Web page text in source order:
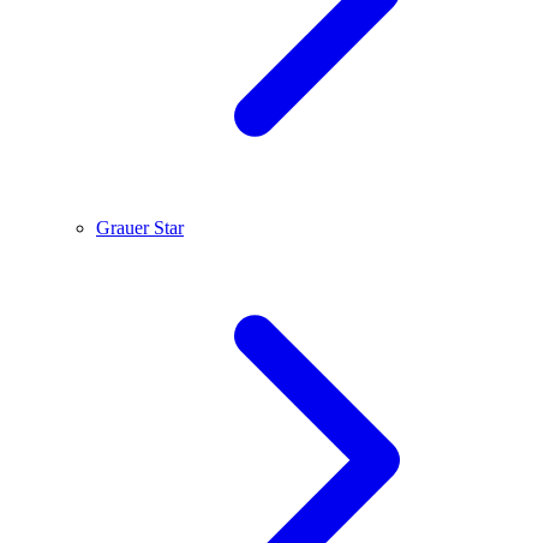
Grauer Star